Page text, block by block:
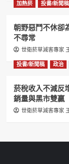
加熱菸 投書/新聞稿
朝野惡鬥不休卻
不尋常
世衛菸草減害專家
投書/新聞稿 政治
菸稅收入不減反
銷量與黑市雙贏
世衛菸草減害專家